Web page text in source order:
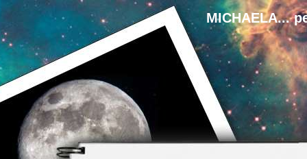
MICHAELA...